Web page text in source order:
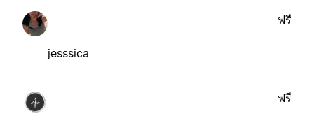
jesssica
ฟรี
ฟรี